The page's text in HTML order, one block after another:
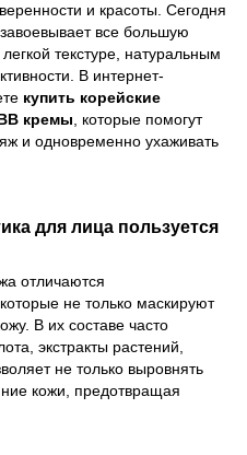
и красоты. Сегодня
все большую
текстуре, натуральным
В интернет-
купить корейские
кремы, которые помогут
и одновременно ухаживать
для лица пользуется
отличаются
не только маскируют
В их составе часто
экстракты растений,
не только выровнять
кожи, предотвращая